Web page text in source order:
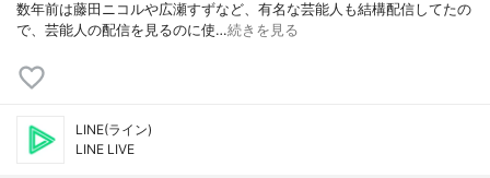
数年前は藤田ニコルや広瀬すずなど、有名な芸能人も結構配信してたの
で、芸能人の配信を見るのに使…続きを見る
LINE(ライン)
LINE LIVE